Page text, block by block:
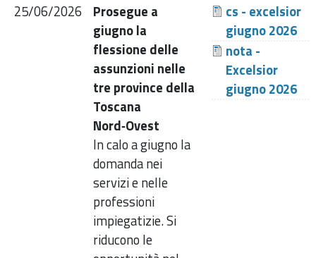
25/06/2026
Prosegue a
giugno la
flessione delle
assunzioni nelle
tre province della
Toscana
Nord‑Ovest
In calo a giugno la
domanda nei
servizi e nelle
professioni
impiegatizie. Si
riducono le
cs - excelsior
giugno 2026
nota -
Excelsior
giugno 2026